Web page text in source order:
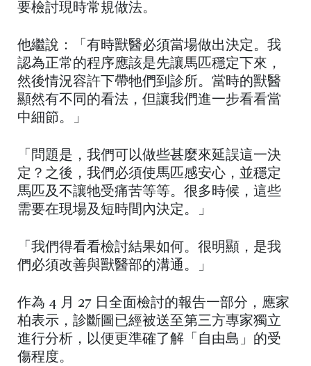
要檢討現時常規做法。
他繼說：「有時獸醫必須當場做出決定。我
認為正常的程序應該是先讓馬匹穩定下來，
然後情況容許下帶牠們到診所。當時的獸醫
顯然有不同的看法，但讓我們進一步看看當
中細節。」
「問題是，我們可以做些甚麼來延誤這一決
定？之後，我們必須使馬匹感安心，並穩定
馬匹及不讓牠受痛苦等等。很多時候，這些
需要在現場及短時間內決定。」
「我們得看看檢討結果如何。很明顯，是我
們必須改善與獸醫部的溝通。」
作為 4 月 27 日全面檢討的報告一部分，應家
柏表示，診斷圖已經被送至第三方專家獨立
進行分析，以便更準確了解「自由島」的受
傷程度。